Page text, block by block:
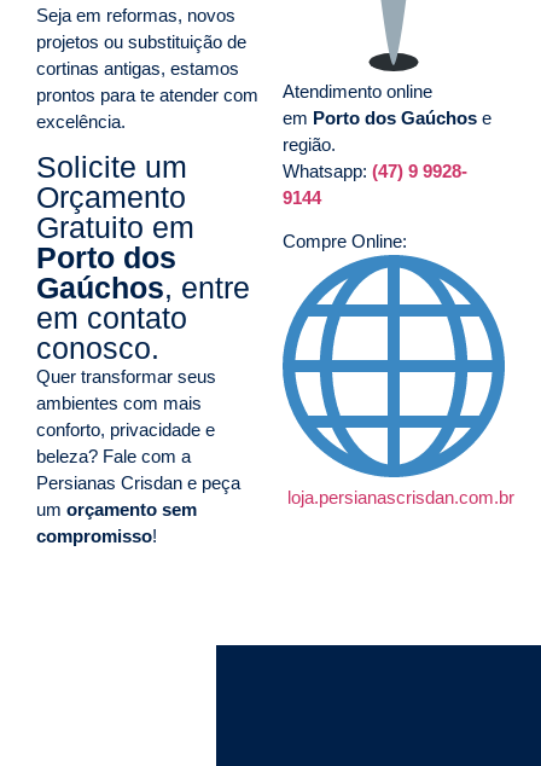
Seja em reformas, novos
projetos ou substituição de
cortinas antigas, estamos
prontos para te atender com
excelência.
Solicite um
Orçamento
Gratuito em
Porto dos
Gaúchos, entre
em contato
conosco.
Quer transformar seus
ambientes com mais
conforto, privacidade e
beleza? Fale com a
Persianas Crisdan e peça
um orçamento sem
compromisso!
Atendimento online
em Porto dos Gaúchos e
região.
Whatsapp: (47) 9 9928-
9144
Compre Online:
loja.persianascrisdan.com.br